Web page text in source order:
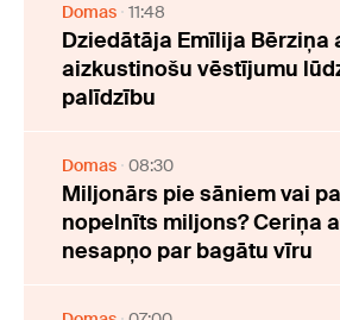
Domas 11:48
Dziedātāja Emīlija Bērziņa
aizkustinošu vēstījumu
palīdzību
Domas 08:30
Miljonārs pie sāniem vai
nopelnīts miljons? Ceriņa
nesapņo par bagātu vīru